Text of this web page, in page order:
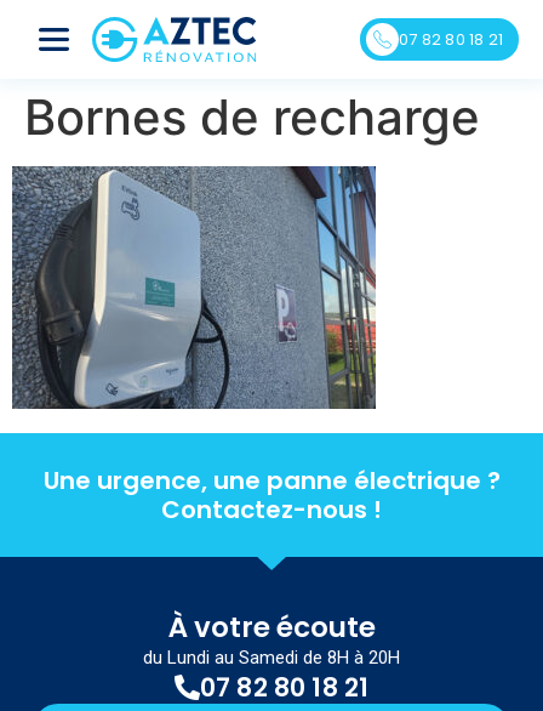
07 82 80 18 21
Bornes de recharge
Une urgence, une panne électrique ?
Contactez-nous !
À votre écoute
du Lundi au Samedi de 8H à 20H
07 82 80 18 21